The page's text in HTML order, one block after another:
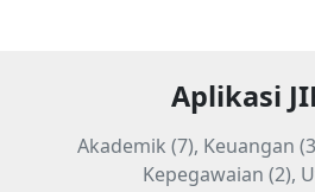
Aplikasi
Akademik (7), Keuangan
Kepegawaian (2),